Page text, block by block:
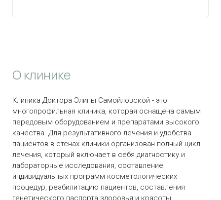
О клинике
Клиника Доктора Элины Самойловской - это
многопрофильная клиника, которая оснащена самым
передовым оборудованием и препаратами высокого
качества. Для результативного лечения и удобства
пациентов в стенах клиники организован полный цикл
лечения, который включает в себя диагностику и
лабораторные исследования, составление
индивидуальных программ косметологических
процедур, реабилитацию пациентов, составления
генетического паспорта здоровья и красоты.